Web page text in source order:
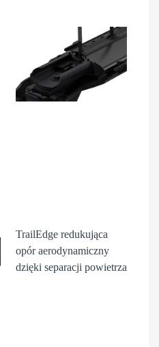
TrailEdge redukująca
opór aerodynamiczny
dzięki separacji powietrza